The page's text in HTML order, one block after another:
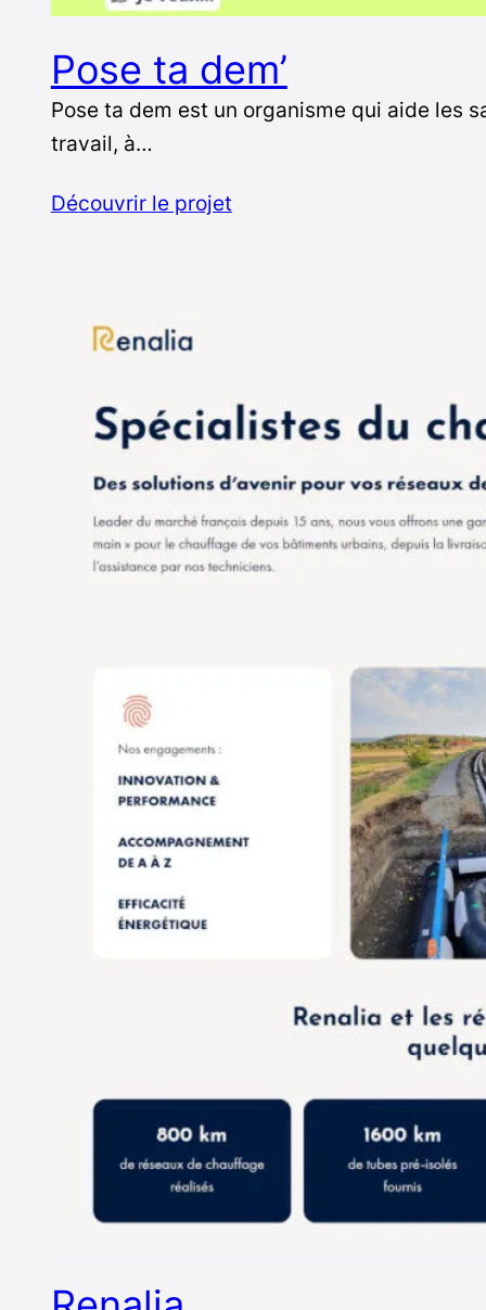
Pose ta dem’
Pose ta dem est un organisme qui aide les
travail, à…
Découvrir le projet